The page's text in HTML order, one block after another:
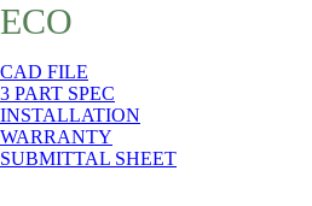
ECO
CAD FILE
3 PART SPEC
INSTALLATION
WARRANTY
SUBMITTAL SHEET